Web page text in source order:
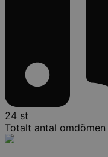
24 st
Totalt antal omdömen